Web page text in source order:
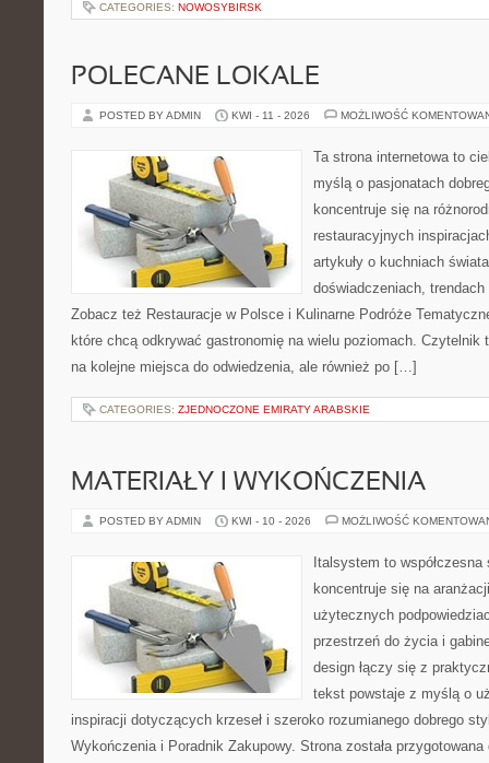
CATEGORIES: NOWOSYBIRSK
POLECANE LOKALE
POSTED BY ADMIN KWI - 11 - 2026 MOŻLIWOŚĆ
Ta strona internetowa to
myślą o pasjonatach
koncentruje się na
restauracyjnych
artykuły o kuchniach
doświadczeniach,
Zobacz też Restauracje w Polsce i Kulinarne Podróże
które chcą odkrywać gastronomię na wielu poziomach. Czytelnik
na kolejne miejsca do odwiedzenia, ale również po […]
CATEGORIES: ZJEDNOCZONE EMIRATY ARABSKIE
MATERIAŁY I WYKOŃCZENIA
POSTED BY ADMIN KWI - 10 - 2026 MOŻLIWOŚĆ
Italsystem to
koncentruje się na
użytecznych
przestrzeń do życia i
design łączy się z
tekst powstaje z myślą o
inspiracji dotyczących krzeseł i szeroko rozumianego dobrego
Wykończenia i Poradnik Zakupowy. Strona została